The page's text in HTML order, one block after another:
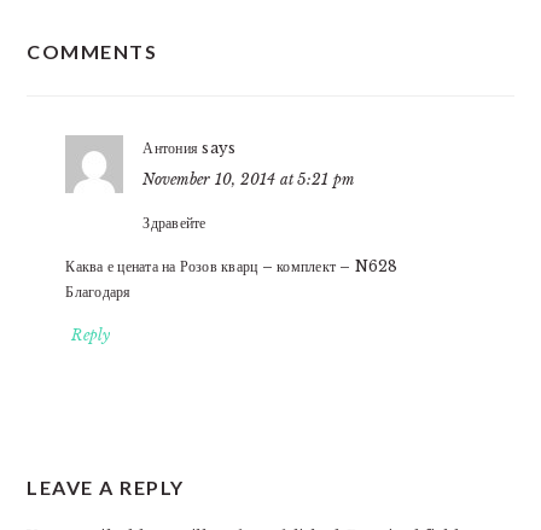
INTERACTIONS
COMMENTS
Антония says
November 10, 2014 at 5:21 pm
Здравейте
Каква е цената на Розов кварц – комплект – N628
Благодаря
Reply
LEAVE A REPLY